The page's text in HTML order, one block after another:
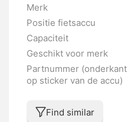
Merk
Positie fietsaccu
Capaciteit
Geschikt voor merk
Partnummer (onderkant
op sticker van de accu)
Find similar